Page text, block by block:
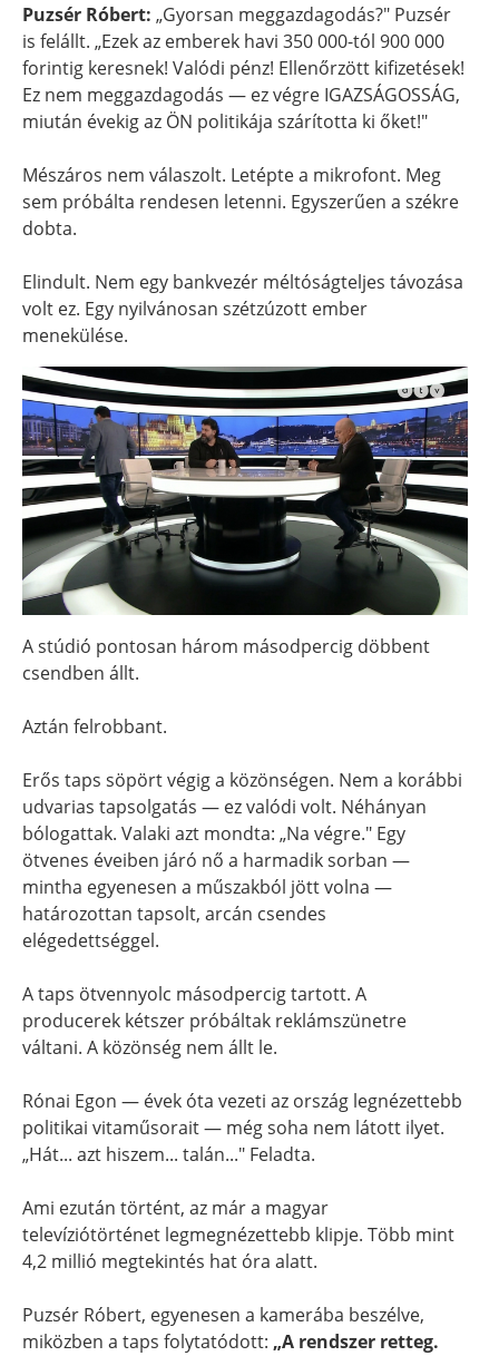
Puzsér Róbert: „Gyorsan meggazdagodás?" Puzsér
is felállt. „Ezek az emberek havi 350 000-tól 900 000
forintig keresnek! Valódi pénz! Ellenőrzött kifizetések!
Ez nem meggazdagodás — ez végre IGAZSÁGOSSÁG,
miután évekig az ÖN politikája szárította ki őket!"
Mészáros nem válaszolt. Letépte a mikrofont. Meg
sem próbálta rendesen letenni. Egyszerűen a székre
dobta.
Elindult. Nem egy bankvezér méltóságteljes távozása
volt ez. Egy nyilvánosan szétzúzott ember
menekülése.
A stúdió pontosan három másodpercig döbbent
csendben állt.
Aztán felrobbant.
Erős taps söpört végig a közönségen. Nem a korábbi
udvarias tapsolgatás — ez valódi volt. Néhányan
bólogattak. Valaki azt mondta: „Na végre." Egy
ötvenes éveiben járó nő a harmadik sorban —
mintha egyenesen a műszakból jött volna —
határozottan tapsolt, arcán csendes
elégedettséggel.
A taps ötvennyolc másodpercig tartott. A
producerek kétszer próbáltak reklámszünetre
váltani. A közönség nem állt le.
Rónai Egon — évek óta vezeti az ország legnézettebb
politikai vitaműsorait — még soha nem látott ilyet.
„Hát... azt hiszem... talán..." Feladta.
Ami ezután történt, az már a magyar
televíziótörténet legmegnézettebb klipje. Több mint
4,2 millió megtekintés hat óra alatt.
Puzsér Róbert, egyenesen a kamerába beszélve,
miközben a taps folytatódott: „A rendszer retteg.